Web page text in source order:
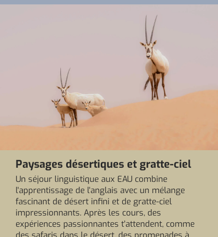
Paysages désertiques et gratte-ciel
Un séjour linguistique aux EAU combine
l'apprentissage de l'anglais avec un mélange
fascinant de désert infini et de gratte-ciel
impressionnants. Après les cours, des
expériences passionnantes t'attendent, comme